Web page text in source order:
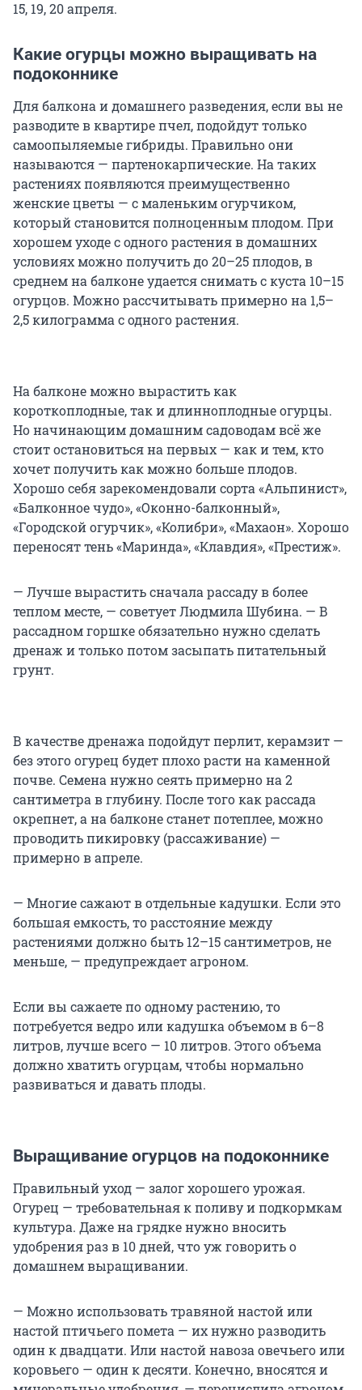
15, 19, 20 апреля.
Какие огурцы можно выращивать на
подоконнике
Для балкона и домашнего разведения, если вы не
разводите в квартире пчел, подойдут только
самоопыляемые гибриды. Правильно они
называются — партенокарпические. На таких
растениях появляются преимущественно
женские цветы — с маленьким огурчиком,
который становится полноценным плодом. При
хорошем уходе с одного растения в домашних
условиях можно получить до 20–25 плодов, в
среднем на балконе удается снимать с куста 10–15
огурцов. Можно рассчитывать примерно на 1,5–
2,5 килограмма с одного растения.
На балконе можно вырастить как
короткоплодные, так и длинноплодные огурцы.
Но начинающим домашним садоводам всё же
стоит остановиться на первых — как и тем, кто
хочет получить как можно больше плодов.
Хорошо себя зарекомендовали сорта «Альпинист»,
«Балконное чудо», «Оконно-балконный»,
«Городской огурчик», «Колибри», «Махаон». Хорошо
переносят тень «Маринда», «Клавдия», «Престиж».
— Лучше вырастить сначала рассаду в более
теплом месте, — советует Людмила Шубина. — В
рассадном горшке обязательно нужно сделать
дренаж и только потом засыпать питательный
грунт.
В качестве дренажа подойдут перлит, керамзит —
без этого огурец будет плохо расти на каменной
почве. Семена нужно сеять примерно на 2
сантиметра в глубину. После того как рассада
окрепнет, а на балконе станет потеплее, можно
проводить пикировку (рассаживание) —
примерно в апреле.
— Многие сажают в отдельные кадушки. Если это
большая емкость, то расстояние между
растениями должно быть 12–15 сантиметров, не
меньше, — предупреждает агроном.
Если вы сажаете по одному растению, то
потребуется ведро или кадушка объемом в 6–8
литров, лучше всего — 10 литров. Этого объема
должно хватить огурцам, чтобы нормально
развиваться и давать плоды.
Выращивание огурцов на подоконнике
Правильный уход — залог хорошего урожая.
Огурец — требовательная к поливу и подкормкам
культура. Даже на грядке нужно вносить
удобрения раз в 10 дней, что уж говорить о
домашнем выращивании.
— Можно использовать травяной настой или
настой птичьего помета — их нужно разводить
один к двадцати. Или настой навоза овечьего или
коровьего — один к десяти. Конечно, вносятся и